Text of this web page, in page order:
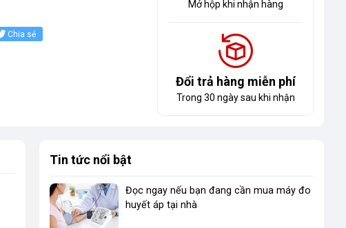
Chia sẻ
Mở hộp khi nhận hàng
Đổi trả hàng miễn phí
Trong 30 ngày sau khi nhận
Tin tức nổi bật
Đọc ngay nếu bạn đang cần mua máy đo
huyết áp tại nhà